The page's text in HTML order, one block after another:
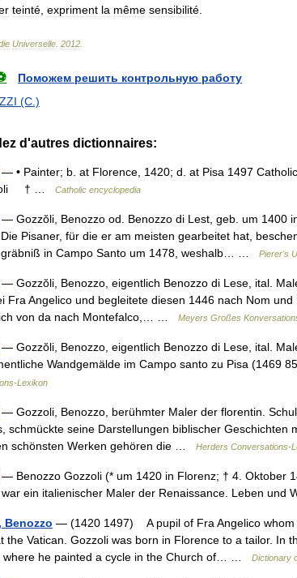
teinté expriment la même sensibilité
Universelle 2012
Поможем решить контрольную работу
(C.)
d'autres dictionnaires:
— • Painter; b. at Florence, 1420; d. at Pisa 1497
† …
Catholic encyclopedia
— Gozzŏli, Benozzo od. Benozzo di Lest, geb. um 1400
Pisaner, für die er am meisten gearbeitet hat,
in Campo Santo um 1478, weshalb… …
Pierer's
— Gozzŏli, Benozzo, eigentlich Benozzo di Lese, ital.
Fra Angelico und begleitete diesen 1446 nach Nom
von da nach Montefalco,… …
Meyers Großes
— Gozzŏli, Benozzo, eigentlich Benozzo di Lese, ital.
Wandgemälde im Campo santo zu Pisa (1469
Lexikon
— Gozzoli, Benozzo, berühmter Maler der florentin.
schmückte seine Darstellungen biblischer Geschichten
schönsten Werken gehören die …
Herders Conversations-
— Benozzo Gozzoli (* um 1420 in Florenz; † 4. Oktober
ein italienischer Maler der Renaissance. Leben und
Benozzo — (1420 1497) A pupil of Fra Angelico whom
the Vatican. Gozzoli was born in Florence to a tailor. In
where he painted a cycle in the Church of… …
Dictionary